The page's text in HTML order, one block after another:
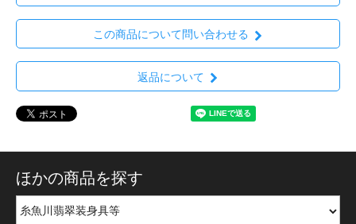
この商品について問い合わせる
返品について
ほかの商品を探す